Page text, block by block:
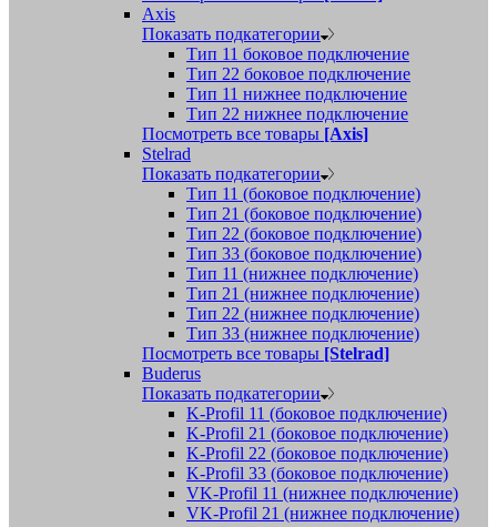
Axis
Показать подкатегории
Тип 11 боковое подключение
Тип 22 боковое подключение
Тип 11 нижнее подключение
Тип 22 нижнее подключение
Посмотреть все товары [Axis]
Stelrad
Показать подкатегории
Tип 11 (боковое подключение)
Тип 21 (боковое подключение)
Тип 22 (боковое подключение)
Тип 33 (боковое подключение)
Тип 11 (нижнее подключение)
Тип 21 (нижнее подключение)
Тип 22 (нижнее подключение)
Тип 33 (нижнее подключение)
Посмотреть все товары [Stelrad]
Buderus
Показать подкатегории
K-Profil 11 (боковое подключение)
K-Profil 21 (боковое подключение)
K-Profil 22 (боковое подключение)
K-Profil 33 (боковое подключение)
VK-Profil 11 (нижнее подключение)
VK-Profil 21 (нижнее подключение)